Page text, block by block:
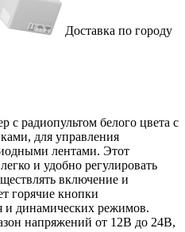
Доставка по городу
радиопультом белого цвета с
для управления
лентами. Этот
и удобно регулировать
включение и
горячие кнопки
и динамических режимов.
напряжений от 12В до 24В,